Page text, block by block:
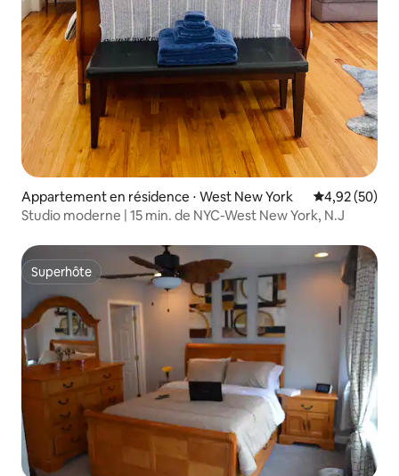
Appartement en résidence ⋅ West New York Évaluation
4,92 (50)
Studio moderne | 15 min. de NYC-West New York, N.J
Superhôte
Superhôte